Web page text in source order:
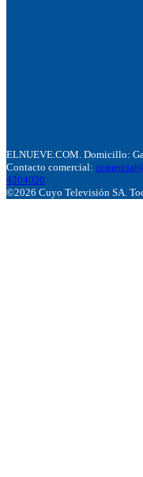
ELNUEVE.COM. Domicillo:
Contacto comercial:
4204020
©2026 Cuyo Televisión SA.